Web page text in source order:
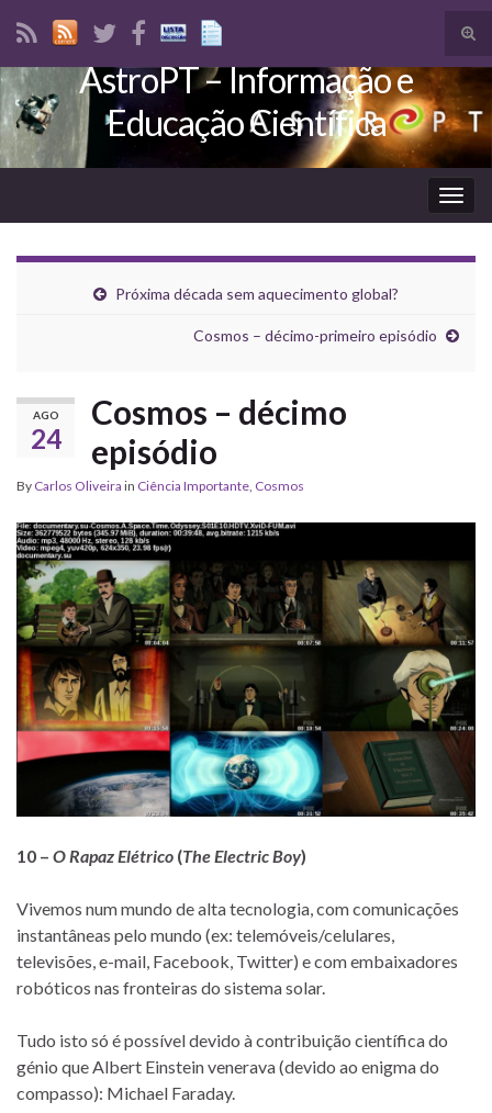
Search for:
AstroPT – Informação e
Educação Científica
Próxima década sem aquecimento global?
Cosmos – décimo-primeiro episódio
AGO
24
Cosmos – décimo
episódio
By Carlos Oliveira in Ciência Importante, Cosmos
10 – O Rapaz Elétrico (The Electric Boy)
Vivemos num mundo de alta tecnologia, com comunicações
instantâneas pelo mundo (ex: telemóveis/celulares,
televisões, e-mail, Facebook, Twitter) e com embaixadores
robóticos nas fronteiras do sistema solar.
Tudo isto só é possível devido à contribuição científica do
génio que Albert Einstein venerava (devido ao enigma do
compasso): Michael Faraday.